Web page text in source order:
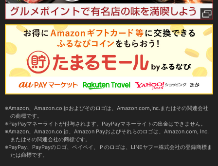
Amazon、Amazon.co.jpおよびそのロゴは、Amazon.com,Inc.またはその関連会社
の商標です。
PayPayマネーライトが付与されます。PayPayマネーライトの出金はできません。
Amazon、Amazon.co.jp、Amazon Payおよびそれらのロゴは、Amazon.com, Inc.
またはその関連会社の商標です。
PayPay、PayPayのロゴ、ペイペイ、Ｐのロゴは、LINEヤフー株式会社の登録商標ま
たは商標です。